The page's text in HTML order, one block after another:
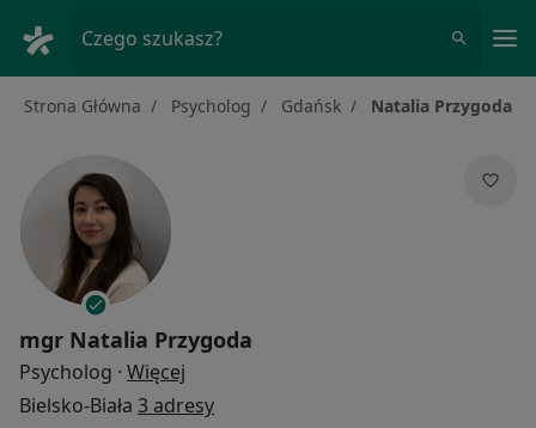
Czego szukasz?
Strona Główna Psycholog Gdańsk Natalia Przygoda
mgr Natalia Przygoda
Psycholog · Więcej
Bielsko-Biała 3 adresy